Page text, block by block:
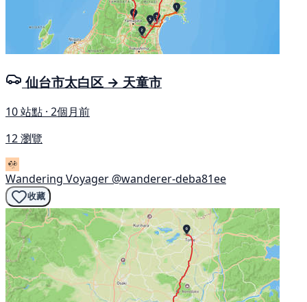
仙台市太白区 → 天童市
10 站點 · 2個月前
12 瀏覽
Wandering Voyager @wanderer-deba81ee
收藏